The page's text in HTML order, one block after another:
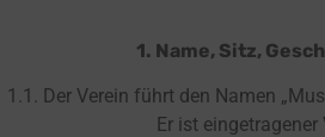
1. Name, Sitz,
1.1. Der Verein führt den Namen
Er ist eingetragener